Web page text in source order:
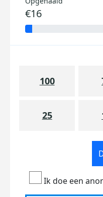
€16
100
25
Ik doe een